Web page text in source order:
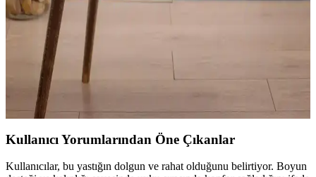
Yataş Alerjik Yastık: Toz Akarlarına Dayanıklı ve
Hipoalerjenik Sağlıklı Uyku Çözümü
Yataş alerjik yastıklar, toz akarlarına dayanıklı ve hipoalerjenik
malzemeleriyle alerjik bünyeye sahip kişilere sağlıklı, konforlu ve
hijyenik uyku ortamı sunar. Uyku kalitenizi artırmak için ideal
seçimdir.
Kullanıcı Yorumlarından Öne Çıkanlar
Kullanıcılar, bu yastığın dolgun ve rahat olduğunu belirtiyor. Boyun